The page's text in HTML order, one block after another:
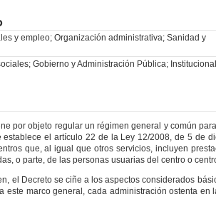
y empleo; Organización administrativa; Sanidad y
Gobierno y Administración Pública; Institucional
por objeto regular un régimen general y común
establece el artículo 22 de la Ley 12/2008, de 5 de
que, al igual que otros servicios, incluyen
o parte, de las personas usuarias del centro o
el Decreto se ciñe a los aspectos considerados
este marco general, cada administración ostenta